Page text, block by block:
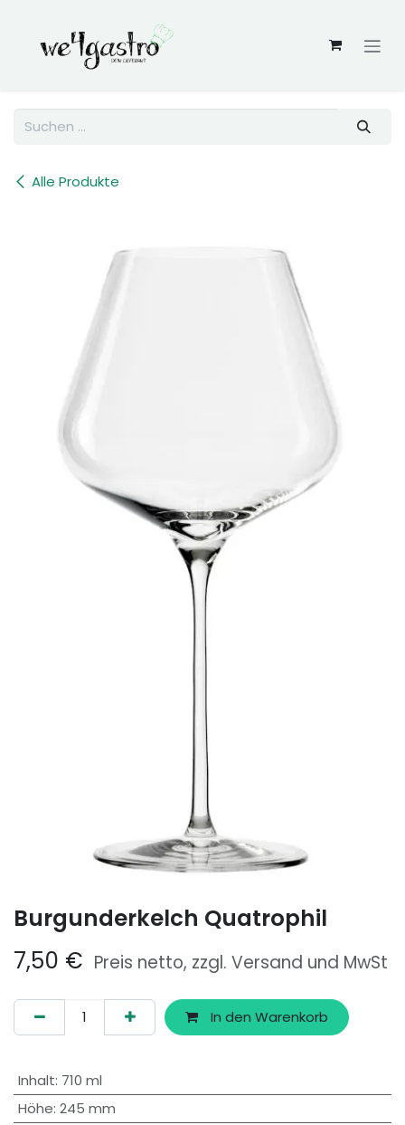
Alle Produkte
Burgunderkelch Quatrophil
7,50 € Preis netto, zzgl. Versand und MwSt
In den Warenkorb
Inhalt: 710 ml
Höhe: 245 mm